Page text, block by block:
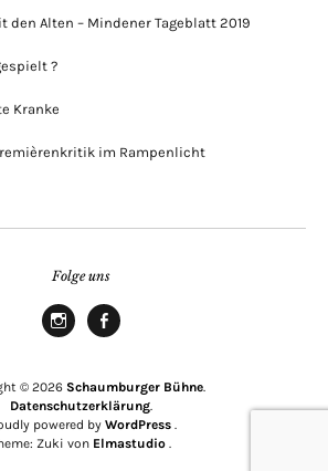
den Alten – Mindener Tageblatt 2019
?
Kranke
im Rampenlicht
Folge uns
© 2026 Schaumburger Bühne
Datenschutzerklärung
powered by WordPress
Zuki von Elmastudio